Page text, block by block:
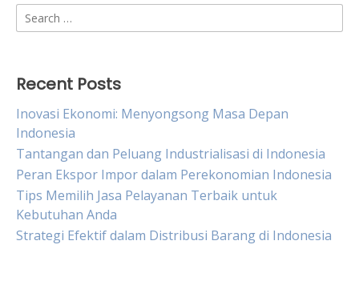
Search
for:
Recent Posts
Inovasi Ekonomi: Menyongsong Masa Depan
Indonesia
Tantangan dan Peluang Industrialisasi di Indonesia
Peran Ekspor Impor dalam Perekonomian Indonesia
Tips Memilih Jasa Pelayanan Terbaik untuk
Kebutuhan Anda
Strategi Efektif dalam Distribusi Barang di Indonesia